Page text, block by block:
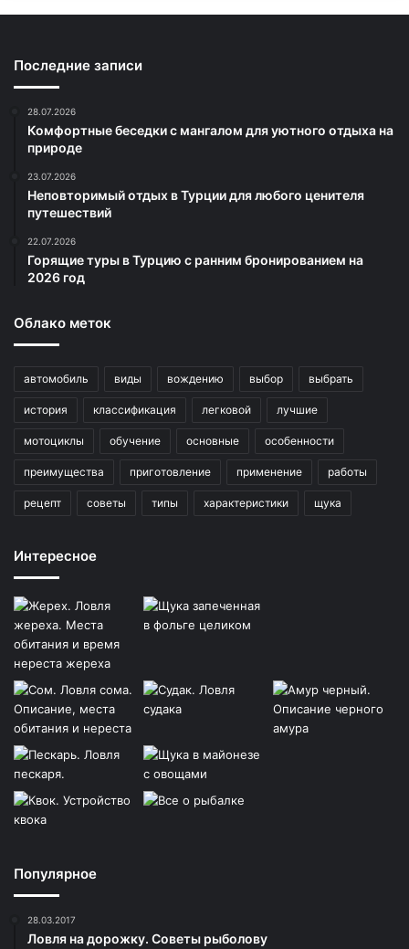
Последние записи
28.07.2026
Комфортные беседки с мангалом для уютного отдыха на
природе
23.07.2026
Неповторимый отдых в Турции для любого ценителя
путешествий
22.07.2026
Горящие туры в Турцию с ранним бронированием на
2026 год
Облако меток
автомобиль виды вождению выбор выбрать
история классификация легковой лучшие
мотоциклы обучение основные особенности
преимущества приготовление применение работы
рецепт советы типы характеристики щука
Интересное
Популярное
28.03.2017
Ловля на дорожку. Советы рыболову